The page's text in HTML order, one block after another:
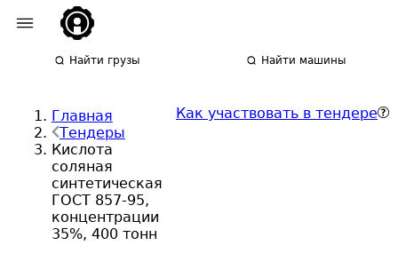
Найти грузы Найти машины
Главная
Тендеры
Кислота
соляная
синтетическая
ГОСТ 857-95,
концентрации
35%, 400 тонн
Как участвовать в тендере